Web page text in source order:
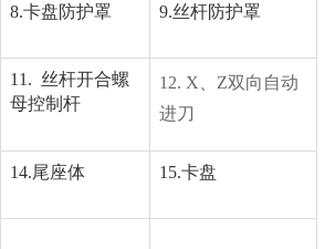
8.卡盘防护罩 9.丝杆防护罩
11. 丝杆开合螺
母控制杆
12. X、Z双向自动
进刀
14.尾座体 15.卡盘